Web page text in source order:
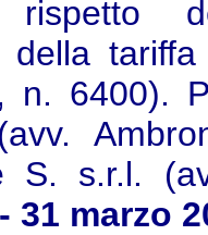
della
n. 6400).
S. s.r.l.
31 marzo